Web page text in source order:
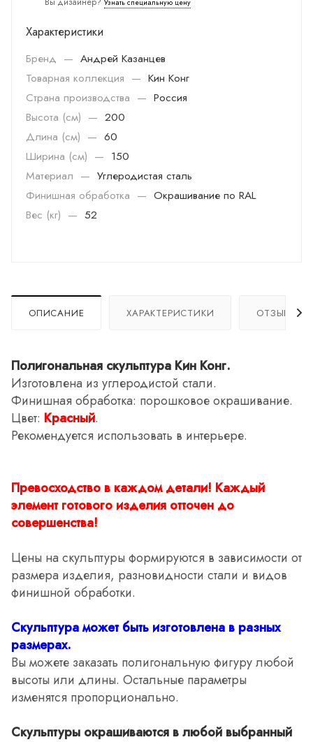
Узнать специальную цену
Характеристики
Бренд — Андрей Казанцев
Товарная коллекция — Кин Конг
Страна производства — Россия
Высота (см) — 200
Длина (см) — 60
Ширина (см) — 150
Материал — Углеродистая сталь
Финишная обработка — Окрашивание по RAL
Вес (кг) — 52
ОПИСАНИЕ ХАРАКТЕРИСТИКИ ОТЗЫВЫ
Полигональная скульптура Кин Конг.
Изготовлена из углеродистой стали.
Финишная обработка: порошковое окрашивание.
Цвет: Красный.
Рекомендуется использовать в интерьере.
Превосходство в каждом детали! Каждый
элемент готового изделия отточен до
совершенства!
Цены на скульптуры формируются в зависимости от
размера изделия, разновидности стали и видов
финишной обработки.
Скульптура может быть изготовлена в разных
размерах.
Вы можете заказать полигональную фигуру любой
высоты или длины. Остальные параметры
изменятся пропорционально.
Скульптуры окрашиваются в любой выбранный